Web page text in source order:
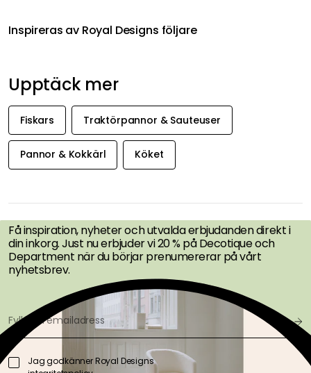
Inspireras av Royal Designs följare
Upptäck mer
Fiskars Traktörpannor & Sauteuser
Pannor & Kokkärl Köket
FÅ INSPIRATION &
ERBJUDANDEN FÖRST
Få inspiration, nyheter och utvalda erbjudanden direkt i
din inkorg. Just nu erbjuder vi 20 % på Decotique och
Department när du börjar prenumererar på vårt
nyhetsbrev.
Jag godkänner Royal Designs